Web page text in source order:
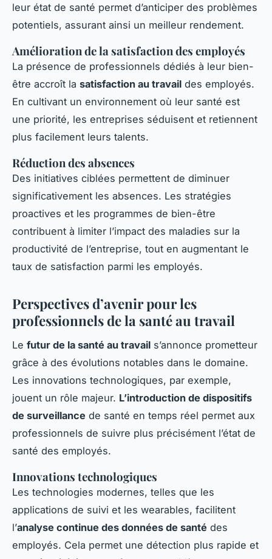
leur état de santé permet d’anticiper des problèmes
potentiels, assurant ainsi un meilleur rendement.
Amélioration de la satisfaction des employés
La présence de professionnels dédiés à leur bien-
être accroît la satisfaction au travail des employés.
En cultivant un environnement où leur santé est
une priorité, les entreprises séduisent et retiennent
plus facilement leurs talents.
Réduction des absences
Des initiatives ciblées permettent de diminuer
significativement les absences. Les stratégies
proactives et les programmes de bien-être
contribuent à limiter l’impact des maladies sur la
productivité de l’entreprise, tout en augmentant le
taux de satisfaction parmi les employés.
Perspectives d’avenir pour les
professionnels de la santé au travail
Le futur de la santé au travail s’annonce prometteur
grâce à des évolutions notables dans le domaine.
Les innovations technologiques, par exemple,
jouent un rôle majeur. L’introduction de dispositifs
de surveillance de santé en temps réel permet aux
professionnels de suivre plus précisément l’état de
santé des employés.
Innovations technologiques
Les technologies modernes, telles que les
applications de suivi et les wearables, facilitent
l’analyse continue des données de santé des
employés. Cela permet une détection plus rapide et